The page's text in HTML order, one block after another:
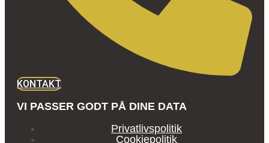
KONTAKT
VI PASSER GODT PÅ DINE DATA
Privatlivspolitik
Cookiepolitik